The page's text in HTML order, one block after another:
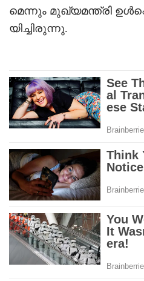
മെന്നും മുഖ്യമന്ത്രി
യിച്ചിരുന്നു.